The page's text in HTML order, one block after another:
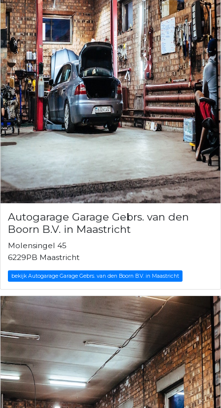
Autogarage Garage Gebrs. van den
Boorn B.V. in Maastricht
Molensingel 45
6229PB Maastricht
bekijk Autogarage Garage Gebrs. van den Boorn B.V. in Maastricht